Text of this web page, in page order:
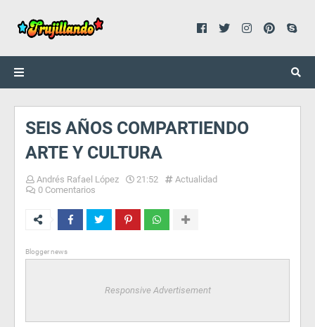
SEIS AÑOS COMPARTIENDO
ARTE Y CULTURA
Andrés Rafael López 21:52
Actualidad
0 Comentarios
Blogger news
Responsive Advertisement